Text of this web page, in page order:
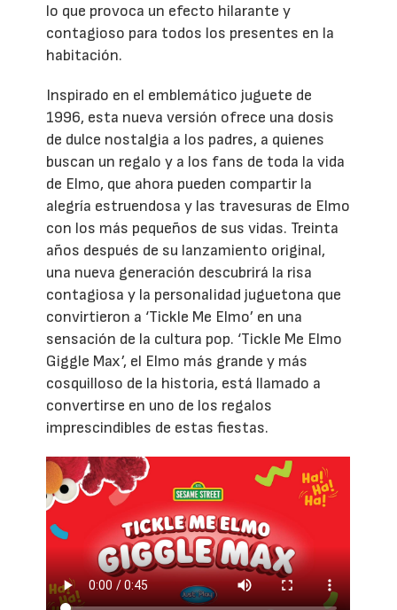
lo que provoca un efecto hilarante y
contagioso para todos los presentes en la
habitación.
Inspirado en el emblemático juguete de
1996, esta nueva versión ofrece una dosis
de dulce nostalgia a los padres, a quienes
buscan un regalo y a los fans de toda la vida
de Elmo, que ahora pueden compartir la
alegría estruendosa y las travesuras de Elmo
con los más pequeños de sus vidas. Treinta
años después de su lanzamiento original,
una nueva generación descubrirá la risa
contagiosa y la personalidad juguetona que
convirtieron a ‘Tickle Me Elmo’ en una
sensación de la cultura pop. ‘Tickle Me Elmo
Giggle Max’, el Elmo más grande y más
cosquilloso de la historia, está llamado a
convertirse en uno de los regalos
imprescindibles de estas fiestas.